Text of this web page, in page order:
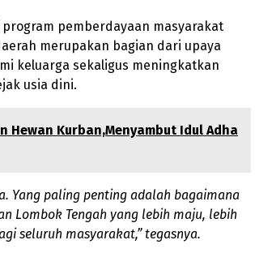
pemberdayaan masyarakat
merupakan bagian dari upaya
keluarga sekaligus meningkatkan
usia dini.
Hewan Kurban,Menyambut Idul Adha
Yang paling penting adalah bagaimana
Lombok Tengah yang lebih maju, lebih
seluruh masyarakat,” tegasnya.